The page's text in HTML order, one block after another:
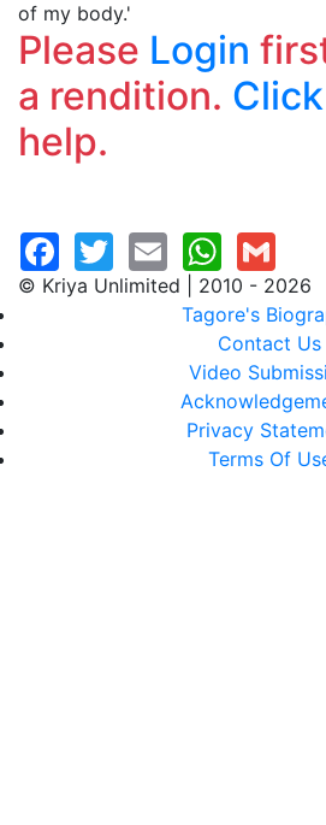
of my body.'
Please Login
a rendition.
help.
© Kriya Unlimited | 2010 - 2026
Tagore's
Contact Us
Video
Privacy
Terms Of